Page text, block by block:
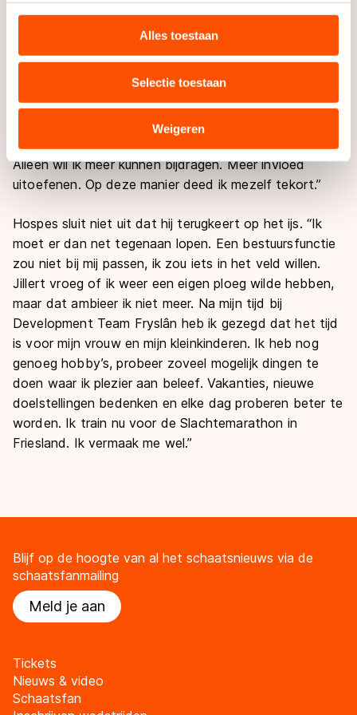
personaliseren, socialmediafuncties te bieden en
websiteverkeer te analyseren. We delen informatie over
uw gebruik van onze site met onze partners voor social
combineren met andere gegevens die u aan hen heeft
verstrekt of die zij hebben verzameld via hun services.
Sommige partners kunnen gegevens doorgeven aan
landen buiten de EU, zoals de VS, waar mogelijk geen
adequaat beschermingsniveau geldt volgens de GDPR.
Door op ‘Toestaan’ te klikken, stemt u in met deze
Alles toestaan
Selectie toestaan
Weigeren
Een bijzondere taak afgelopen winter was de
ook al onder zijn hoede had. De schaatsster
worstelde lange tijd met het compartimentssyndroom
en pakte in februari haar eerste internationale medaille
in jaren. “Dat Melissa in Québec weer een derde plek
haalde in de World Cup, deed mij ontzettend goed.
Ook het herstel van Ids Bouma gaf mij voldoening.
Alleen wil ik meer kunnen bijdragen. Meer invloed
uitoefenen. Op deze manier deed ik mezelf tekort.”
Hospes sluit niet uit dat hij terugkeert op het ijs. “Ik
moet er dan net tegenaan lopen. Een bestuursfunctie
zou niet bij mij passen, ik zou iets in het veld willen.
Jillert vroeg of ik weer een eigen ploeg wilde hebben,
maar dat ambieer ik niet meer. Na mijn tijd bij
Development Team Fryslân heb ik gezegd dat het tijd
is voor mijn vrouw en mijn kleinkinderen. Ik heb nog
genoeg hobby’s, probeer zoveel mogelijk dingen te
doen waar ik plezier aan beleef. Vakanties, nieuwe
doelstellingen bedenken en elke dag proberen beter te
worden. Ik train nu voor de Slachtemarathon in
Friesland. Ik vermaak me wel.”
Blijf op de hoogte van al het schaatsnieuws via de
schaatsfanmailing
Meld je aan
Tickets
Nieuws & video
Schaatsfan